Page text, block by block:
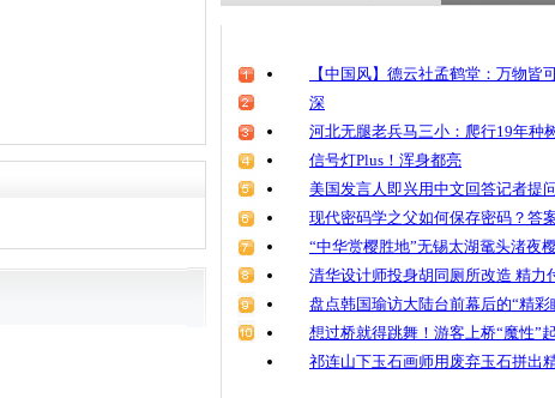
【中国风】德云社孟鹤堂：万物皆
深
河北无腿老兵马三小：爬行19年种
信号灯Plus！浑身都亮
美国发言人即兴用中文回答记者提
现代密码学之父如何保存密码？答
“中华赏樱胜地”无锡太湖鼋头渚夜
清华设计师投身胡同厕所改造 精力
盘点韩国瑜访大陆台前幕后的“精彩
想过桥就得跳舞！游客上桥“魔性”
祁连山下玉石画师用废弃玉石拼出